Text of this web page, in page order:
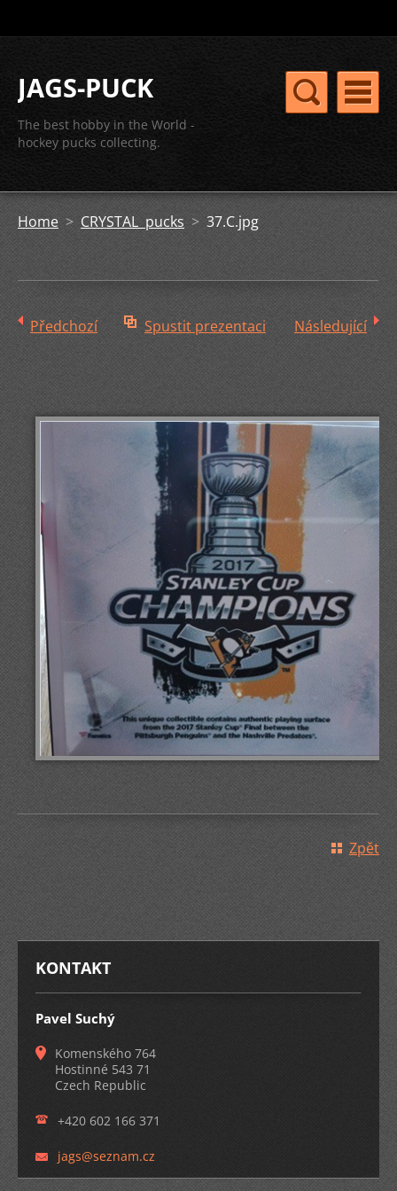
JAGS-PUCK
The best hobby in the World -
hockey pucks collecting.
Home > CRYSTAL pucks > 37.C.jpg
Předchozí Spustit prezentaci Následující
Zpět
KONTAKT
Pavel Suchý
Komenského 764
Hostinné 543 71
Czech Republic
+420 602 166 371
jags@seznam.cz